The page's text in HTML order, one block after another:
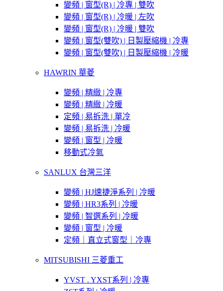
變頻 | 窗型(R) | 冷專 | 雙吹
變頻 | 窗型(R) | 冷暖 | 左吹
變頻 | 窗型(R) | 冷暖 | 雙吹
變頻 | 窗型(雙吹) | 日製壓縮機 | 冷專
變頻 | 窗型(雙吹) | 日製壓縮機 | 冷暖
HAWRIN 華菱
變頻 | 精緻 | 冷專
變頻 | 精緻 | 冷暖
定頻 | 易拆洗 | 單冷
變頻 | 易拆洗 | 冷暖
變頻 | 窗型 | 冷暖
移動式冷氣
SANLUX 台灣三洋
變頻 | HJ速捷淨系列 | 冷暖
變頻 | HR3系列 | 冷暖
變頻 | 智選系列 | 冷暖
變頻 | 窗型 | 冷暖
定頻｜直立式窗型｜冷專
MITSUBISHI 三菱重工
YVST . YXST系列 | 冷專